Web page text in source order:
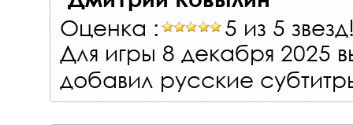
Оценка :
5 из 5
Для игры 8 декабря 2025
добавил русские